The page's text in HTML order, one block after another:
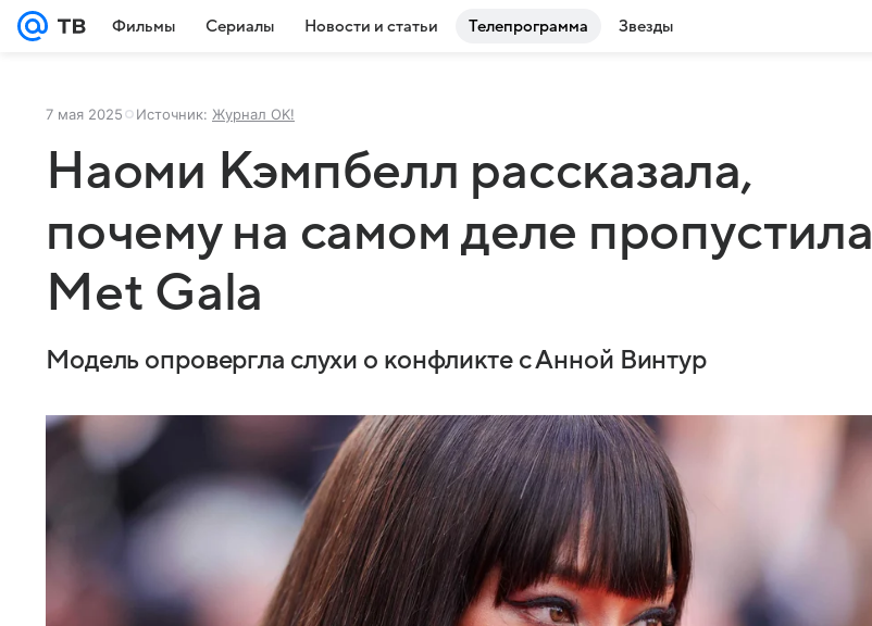
Фильмы Сериалы Новости и статьи Телепрограмма Звезды
7 мая 2025 Источник: Журнал OK!
Наоми Кэмпбелл рассказала,
почему на самом деле пропустила
Met Gala
Модель опровергла слухи о конфликте с Анной Винтур